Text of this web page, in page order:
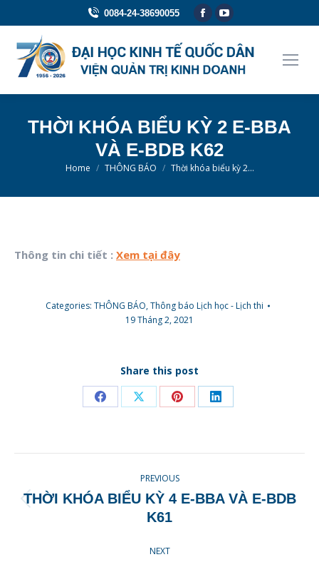
0084-24-38690055
Facebook
opens
in
YouTube
opens
in
THỜI KHÓA BIỂU KỲ 2 E-BBA
VÀ E-BDB K62
You are here:
Home THÔNG BÁO Thời khóa biểu kỳ 2…
Thông tin chi tiết : Xem tại đây
Categories: THÔNG BÁO,Thông báo Lịch học - Lịch thi
19 Tháng 2, 2021
Share this post
Share Share Share Share
NAVIGATION
PREVIOUS
Previous
post:
THỜI KHÓA BIỂU KỲ 4 E-BBA VÀ E-BDB
K61
NEXT